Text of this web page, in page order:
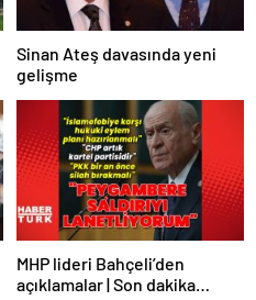
Sinan Ateş davasında yeni
gelişme
MHP lideri Bahçeli’den
açıklamalar | Son dakika